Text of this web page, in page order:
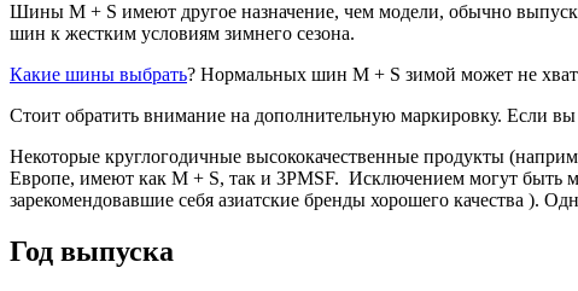
Шины M + S имеют другое назначение, чем модели, обычно
шин к жестким условиям зимнего сезона.
Какие шины выбрать? Нормальных шин M + S зимой может не
Стоит обратить внимание на дополнительную маркировку. Если
Некоторые круглогодичные высококачественные продукты
Европе, имеют как M + S, так и 3PMSF. Исключением могут быть
зарекомендовавшие себя азиатские бренды хорошего качества
Год выпуска